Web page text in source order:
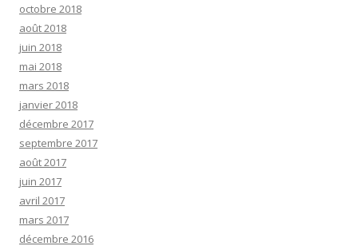
octobre 2018
août 2018
juin 2018
mai 2018
mars 2018
janvier 2018
décembre 2017
septembre 2017
août 2017
juin 2017
avril 2017
mars 2017
décembre 2016